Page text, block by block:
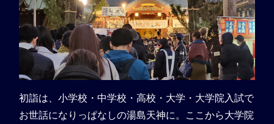
初詣は、小学校・中学校・高校・大学・大学院入試で
お世話になりっぱなしの湯島天神に。ここから大学院